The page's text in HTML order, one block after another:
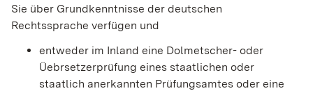
Sie über Grundkenntnisse der deutschen
Rechtssprache verfügen und
entweder im Inland eine Dolmetscher- oder
Üebrsetzerprüfung eines staatlichen oder
staatlich anerkannten Prüfungsamtes oder eine